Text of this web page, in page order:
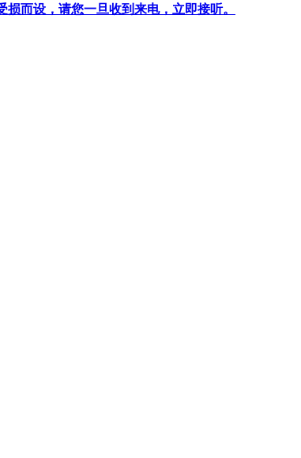
而设，请您一旦收到来电，立即接听。